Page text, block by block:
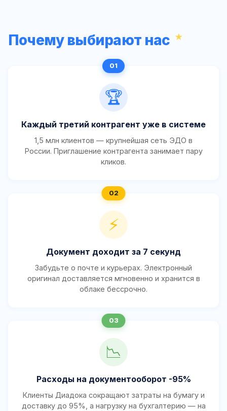
Почему выбирают нас
🏆
Каждый третий контрагент уже в системе
1,5 млн клиентов — крупнейшая сеть ЭДО в
России. Приглашение контрагента занимает пару
кликов.
⚡
Документ доходит за 7 секунд
Забудьте о почте и курьерах. Электронный
оригинал доставляется мгновенно и хранится в
облаке бессрочно.
📉
Расходы на документооборот -95%
Клиенты Диадока сокращают затраты на бумагу и
доставку до 95%, а нагрузку на бухгалтерию — на